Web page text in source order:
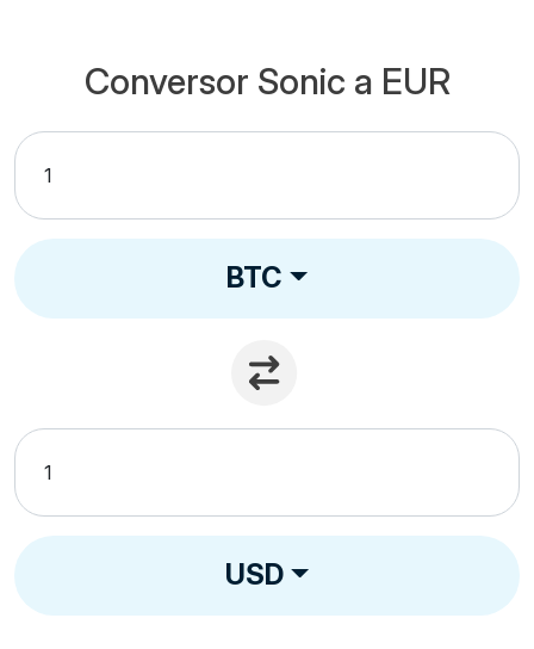
Conversor Sonic a EUR
BTC
USD